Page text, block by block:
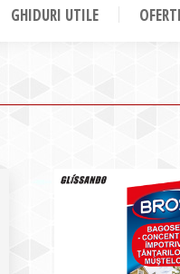
GHIDURI UTILE